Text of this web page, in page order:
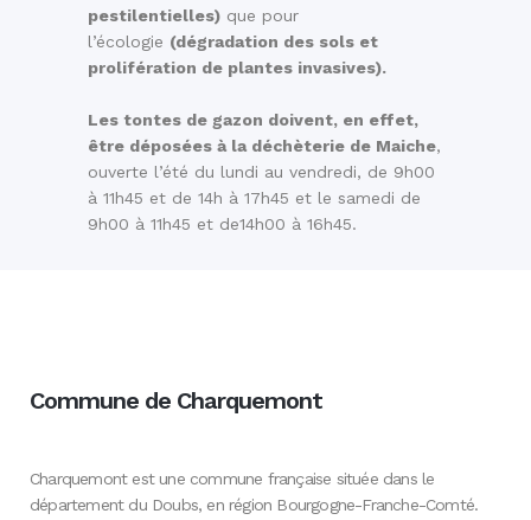
pestilentielles) que pour
l’écologie (dégradation des sols et
prolifération de plantes invasives).
Les tontes de gazon doivent, en effet,
être déposées à la déchèterie de Maiche,
ouverte l’été du lundi au vendredi, de 9h00
à 11h45 et de 14h à 17h45 et le samedi de
9h00 à 11h45 et de14h00 à 16h45.
Commune de Charquemont
Charquemont est une commune française située dans le
département du Doubs, en région Bourgogne-Franche-Comté.